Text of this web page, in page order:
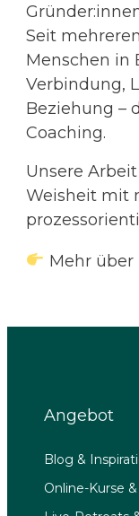
Seit
Menschen in
Verbindung,
Beziehung –
Coaching.
Unsere
Weisheit mit
Mehr über
Angebot
Blog &
Online-Kurse